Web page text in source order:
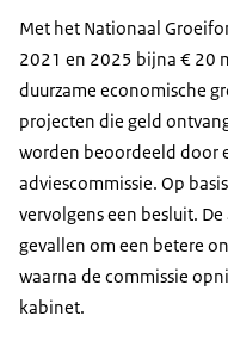
Met het Nationaal
2021 en 2025 bijna € 20
duurzame economische
projecten die geld
worden beoordeeld door
adviescommissie. Op
vervolgens een besluit.
gevallen om een betere
waarna de commissie
kabinet.